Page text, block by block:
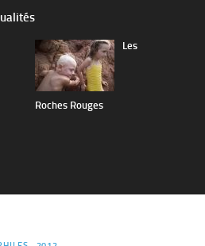
Les
Roches Rouges